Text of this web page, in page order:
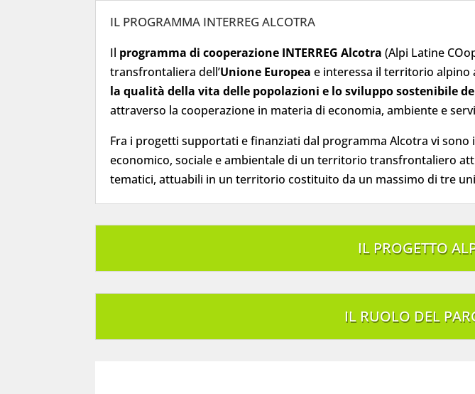
IL PROGRAMMA INTERREG ALCOTRA
Il programma di cooperazione INTERREG Alcotra (Alpi Latine
transfrontaliera dell’Unione Europea e interessa il territorio alpino
la qualità della vita delle popolazioni e lo sviluppo sostenibile
attraverso la cooperazione in materia di economia, ambiente e
Fra i progetti supportati e finanziati dal programma Alcotra vi sono i
economico, sociale e ambientale di un territorio transfrontaliero
tematici, attuabili in un territorio costituito da un massimo di tre
IL PROGETTO
IL RUOLO DEL